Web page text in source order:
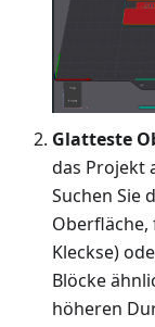
Glatteste
das Projekt
Suchen Sie
Oberfläche,
Kleckse)
Blöcke
höheren